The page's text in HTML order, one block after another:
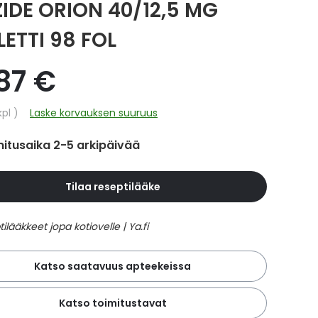
ORION 40/12,5 MG
98 FOL
€
Laske korvauksen suuruus
2-5 arkipäivää
Tilaa reseptilääke
Katso saatavuus apteekeissa
Katso toimitustavat